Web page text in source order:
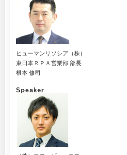
ヒューマンリソシア（株）
東日本ＲＰＡ営業部 部長
根本 修司
Speaker